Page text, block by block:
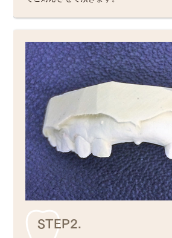
STEP2.